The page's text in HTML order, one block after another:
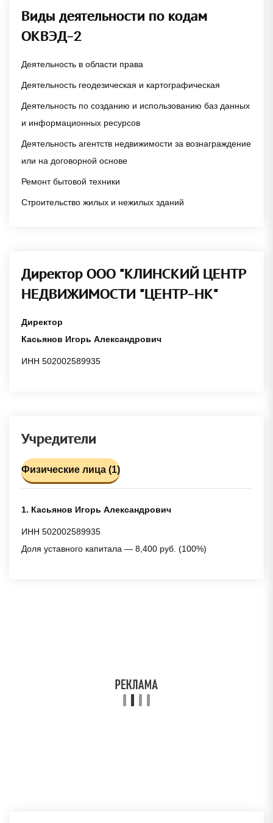
Виды деятельности по кодам
ОКВЭД-2
Деятельность в области права
Деятельность геодезическая и картографическая
Деятельность по созданию и использованию баз данных
и информационных ресурсов
Деятельность агентств недвижимости за вознаграждение
или на договорной основе
Ремонт бытовой техники
Строительство жилых и нежилых зданий
Директор ООО "КЛИНСКИЙ ЦЕНТР
НЕДВИЖИМОСТИ "ЦЕНТР-НК"
Директор
Касьянов Игорь Александрович
ИНН 502002589935
Учредители
Физические лица (1)
1. Касьянов Игорь Александрович
ИНН 502002589935
Доля уставного капитала — 8,400 руб. (100%)